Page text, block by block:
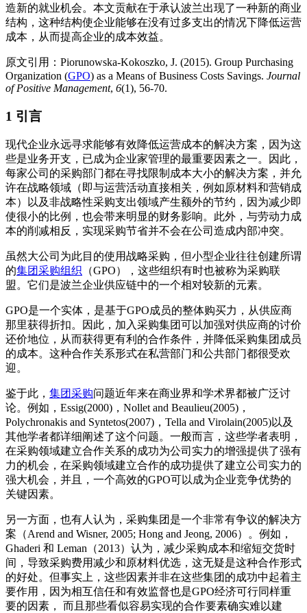
造新的就业机会。本文贡献在于承认波兰出现了一种新的商业
结构，这种结构使企业能够在没有过多支出的情况下降低运营
成本，从而提高企业的成本效益。
原文引用：Piorunowska-Kokoszko, J. (2015). Group Purchasing
Organization (GPO) as a Means of Business Costs Savings. Journal
of Positive Management, 6(1), 56-70.
1 引言
现代企业永远寻求能够有效降低运营成本的解决方案，因为这
些是业务开支，已成为企业家管理的最重要因素之一。因此，
每家公司的采购部门都在寻找限制成本大小的解决方案，并允
许在战略领域（即与运营活动直接相关，例如原材料和营销成
本）以及非战略性采购支出领域产生额外的节约，因为减少即
使很小的比例，也会带来明显的财务影响。此外，与劳动力成
本的削减相反，实现采购节省并不会在公司造成内部冲突。
虽然大公司为此目的使用战略采购，但小型企业往往创建所谓
的集团采购组织 （GPO），这些组织有时也被称为采购联
盟。它们是波兰企业供应链中的一个相对较新的元素。
GPO是一个实体，是基于GPO成员的整体购买力，从供应商
那里获得折扣。因此，加入采购集团可以加强对供应商的讨价
还价地位，从而获得更有利的合作条件，并降低采购集团成员
的成本。这种合作关系形式在私营部门和公共部门都很受欢
迎。
鉴于此， 集团采购问题近年来在商业界和学术界都被广泛讨
论。例如，Essig(2000)，Nollet and Beaulieu(2005)，
Polychronakis and Syntetos(2007)，Tella and Virolain(2005)以及
其他学者都详细阐述了这个问题。一般而言，这些学者表明，
在采购领域建立合作关系的成功为公司实力的增强提供了强有
力的机会，在采购领域建立合作的成功提供了建立公司实力的
强大机会，并且，一个高效的GPO可以成为企业竞争优势的
关键因素。
另一方面，也有人认为，采购集团是一个非常有争议的解决方
案（Arend and Wisner, 2005; Hong and Jeong, 2006）。例如，
Ghaderi 和 Leman（2013）认为，减少采购成本和缩短交货时
间，导致采购费用减少和原材料优选，这无疑是这种合作形式
的好处。但事实上，这些因素并非在这些集团的成功中起着主
要作用，因为相互信任和有效监督也是GPO经济可行同样重
要的因素， 而且那些看似容易实现的合作要素确实难以建